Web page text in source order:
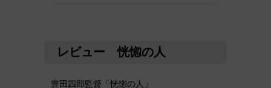
レビュー 恍惚の人
豊田四郎監督「恍惚の人」